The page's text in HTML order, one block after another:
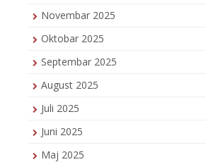
Novembar 2025
Oktobar 2025
Septembar 2025
August 2025
Juli 2025
Juni 2025
Maj 2025